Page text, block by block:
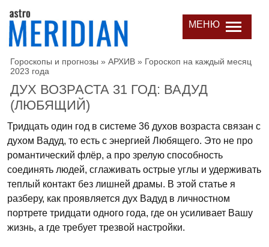
МЕНЮ
Гороскопы и прогнозы » АРХИВ » Гороскоп на каждый месяц
2023 года
ДУХ ВОЗРАСТА 31 ГОД: ВАДУД
(ЛЮБЯЩИЙ)
Тридцать один год в системе 36 духов возраста связан с
духом Вадуд, то есть с энергией Любящего. Это не про
романтический флёр, а про зрелую способность
соединять людей, сглаживать острые углы и удерживать
теплый контакт без лишней драмы. В этой статье я
разберу, как проявляется дух Вадуд в личностном
портрете тридцати одного года, где он усиливает Вашу
жизнь, а где требует трезвой настройки.